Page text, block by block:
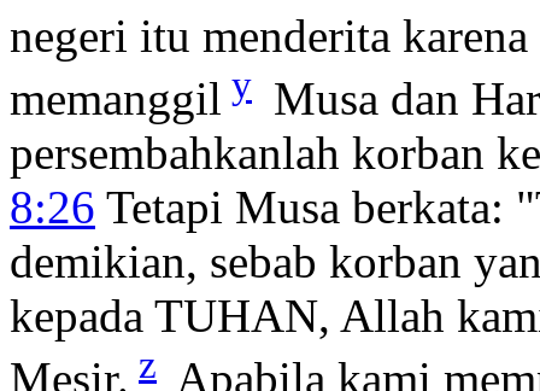
negeri itu menderita
memanggil y Musa dan
persembahkanlah korban
8:26 Tetapi Musa berkata:
demikian, sebab korban
kepada TUHAN, Allah
Mesir. z Apabila kami